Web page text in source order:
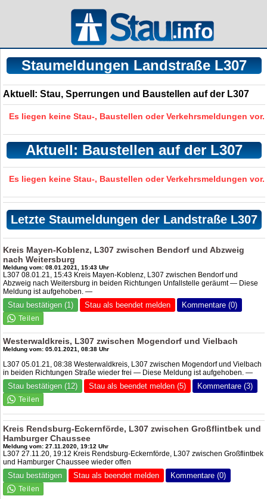
Staumeldungen Landstraße L307
Aktuell: Stau, Sperrungen und Baustellen auf der L307
Es liegen keine Stau-, Baustellen oder Verkehrsmeldungen vor.
Aktuell: Baustellen auf der L307
Es liegen keine Stau-, Baustellen oder Verkehrsmeldungen vor.
Letzte Staumeldungen der Landstraße L307
Kreis Mayen-Koblenz, L307 zwischen Bendorf und Abzweig
nach Weitersburg
Meldung vom: 08.01.2021, 15:43 Uhr
L307 08.01.21, 15:43 Kreis Mayen-Koblenz, L307 zwischen Bendorf und
Abzweig nach Weitersburg in beiden Richtungen Unfallstelle geräumt — Diese
Meldung ist aufgehoben. —
Stau bestätigen (1) Stau als beendet melden Kommentare (0)
Westerwaldkreis, L307 zwischen Mogendorf und Vielbach
Meldung vom: 05.01.2021, 08:38 Uhr
L307 05.01.21, 08:38 Westerwaldkreis, L307 zwischen Mogendorf und Vielbach
in beiden Richtungen Straße wieder frei — Diese Meldung ist aufgehoben. —
Stau bestätigen (12) Stau als beendet melden (5) Kommentare (3)
Kreis Rendsburg-Eckernförde, L307 zwischen Großflintbek und
Hamburger Chaussee
Meldung vom: 27.11.2020, 19:12 Uhr
L307 27.11.20, 19:12 Kreis Rendsburg-Eckernförde, L307 zwischen Großflintbek
und Hamburger Chaussee wieder offen
Stau bestätigen Stau als beendet melden Kommentare (0)